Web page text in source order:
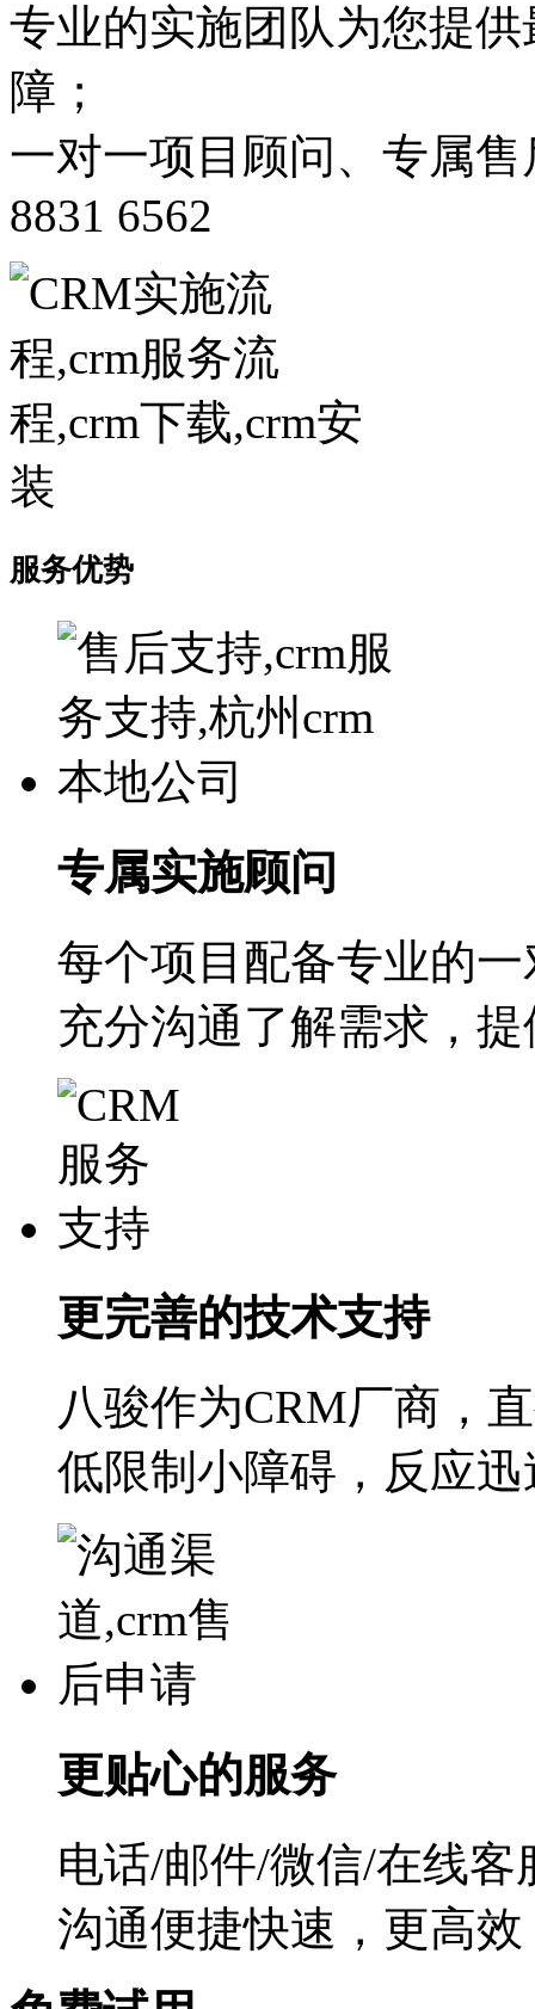
专业的实施团队为您提
障；
一对一项目顾问、专属
8831 6562
服务优势
专属实施顾问
每个项目配备专业的
充分沟通了解需求，
更完善的技术支持
八骏作为CRM厂商，
低限制小障碍，反应迅
更贴心的服务
电话/邮件/微信/在线客
沟通便捷快速，更高效